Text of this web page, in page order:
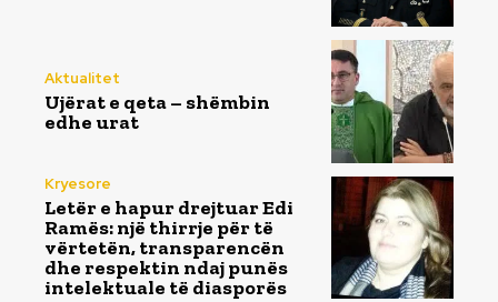
Aktualitet
Ujërat e qeta – shëmbin
edhe urat
Kryesore
Letër e hapur drejtuar Edi
Ramës: një thirrje për të
vërtetën, transparencën
dhe respektin ndaj punës
intelektuale të diasporës